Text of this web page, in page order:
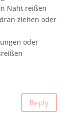
Naht reißen
ziehen oder
oder
Reply